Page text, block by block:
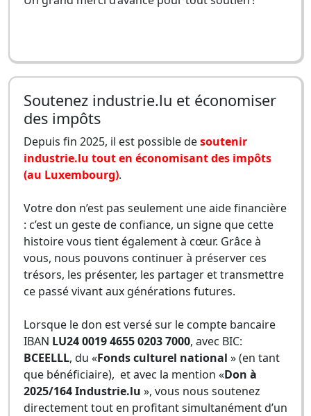
Soutenez industrie.lu et économiser
des impôts
Depuis fin 2025, il est possible desoutenir
industrie.lu tout en économisant des impôts
(au Luxembourg).
Votre don n’est pas seulement une aide financière
: c’est un geste de confiance, un signe que cette
histoire vous tient également à cœur. Grâce à
vous, nous pouvons continuer à préserver ces
trésors, les présenter, les partager et transmettre
ce passé vivant aux générations futures.
Lorsque le don est versé sur le compte bancaire
IBAN LU24 0019 4655 0203 7000, avec BIC:
BCEELLL, du «Fonds culturel national » (en tant
que bénéficiaire), et avec la mention «Don à
2025/164 Industrie.lu », vous nous soutenez
directement tout en profitant simultanément d’un